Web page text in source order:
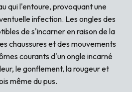
qui l'entoure, provoquant une
infection. Les ongles des
de s'incarner en raison de la
chaussures et des mouvements
courants d'un ongle incarné
le gonflement, la rougeur et
même du pus.